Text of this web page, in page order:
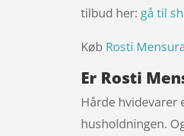
tilbud her: gå til
Køb Rosti
Er Rosti
Hårde
husholdningen.